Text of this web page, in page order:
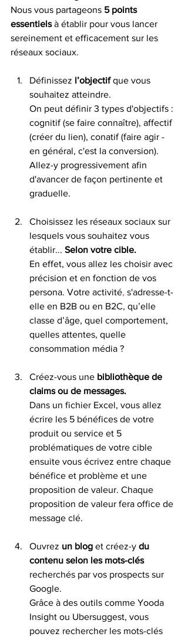
Nous vous partageons 5 points
essentiels à établir pour vous lancer
sereinement et efficacement sur les
réseaux sociaux.
Définissez l’objectif que vous
souhaitez atteindre.
On peut définir 3 types d'objectifs :
cognitif (se faire connaître), affectif
(créer du lien), conatif (faire agir -
en général, c'est la conversion).
Allez-y progressivement afin
d'avancer de façon pertinente et
graduelle.
Choisissez les réseaux sociaux sur
lesquels vous souhaitez vous
établir... Selon votre cible.
En effet, vous allez les choisir avec
précision et en fonction de vos
persona. Votre activité, s'adresse-t-
elle en B2B ou en B2C, qu’elle
classe d’âge, quel comportement,
quelles attentes, quelle
consommation média ?
Créez-vous une bibliothèque de
claims ou de messages.
Dans un fichier Excel, vous allez
écrire les 5 bénéfices de votre
produit ou service et 5
problématiques de votre cible
ensuite vous écrivez entre chaque
bénéfice et problème et une
proposition de valeur. Chaque
proposition de valeur fera office de
message clé.
Ouvrez un blog et créez-y du
contenu selon les mots-clés
recherchés par vos prospects sur
Google.
Grâce à des outils comme Yooda
Insight ou Ubersuggest, vous
pouvez rechercher les mots-clés